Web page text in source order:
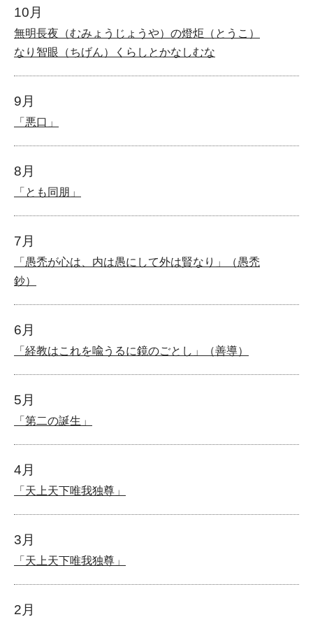
10月
無明長夜（むみょうじょうや）の燈炬（とうこ）
なり智眼（ちげん）くらしとかなしむな
9月
「悪口」
8月
「とも同朋」
7月
「愚禿が心は、内は愚にして外は賢なり」（愚禿
鈔）
6月
「経教はこれを喩うるに鏡のごとし」（善導）
5月
「第二の誕生」
4月
「天上天下唯我独尊」
3月
「天上天下唯我独尊」
2月